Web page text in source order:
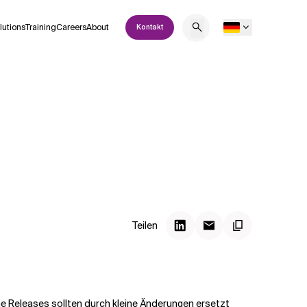
TrainingCareersAbout Kontakt
Teilen
Releases sollten durch kleine Änderungen ersetzt